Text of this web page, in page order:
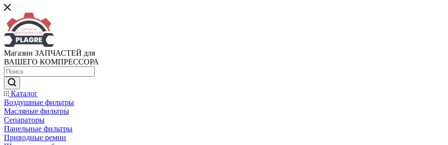
Магазин ЗАПЧАСТЕЙ для
ВАШЕГО КОМПРЕССОРА
Каталог
Воздушные фильтры
Масляные фильтры
Сепараторы
Панельные фильтры
Приводные ремни